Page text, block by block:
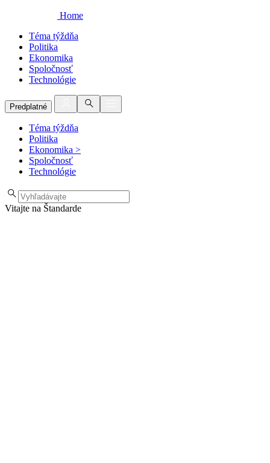
Home
Téma týždňa
Politika
Ekonomika
Spoločnosť
Technológie
Predplatné
Téma týždňa
Politika
Ekonomika >
Spoločnosť
Technológie
Vitajte na Štandarde